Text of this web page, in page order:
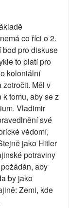
co říci o 2.
bod pro diskuse
to platí pro
koloniální
zotročit. Měl v
tomu, aby se z
Vladimir
své
vědomí,
jako Hitler
potraviny
aby
by jako
Zemi, kde